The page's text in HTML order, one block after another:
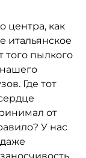
центра, как
итальянское
того пылкого
Где тот
от
У нас